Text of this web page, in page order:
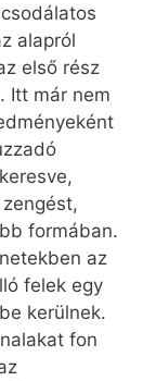
alapról
első rész
Itt már nem
formában.
az
felek egy
kerülnek.
fon